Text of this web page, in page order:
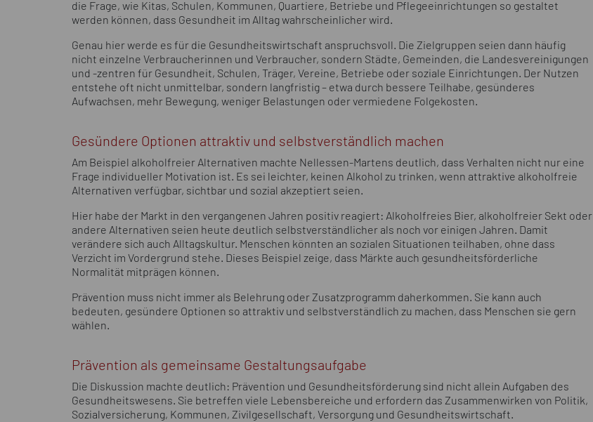
die Frage, wie Kitas, Schulen, Kommunen, Quartiere, Betriebe und Pflegeeinrichtungen so gestaltet
werden können, dass Gesundheit im Alltag wahrscheinlicher wird.
Genau hier werde es für die Gesundheitswirtschaft anspruchsvoll. Die Zielgruppen seien dann häufig
nicht einzelne Verbraucherinnen und Verbraucher, sondern Städte, Gemeinden, die Landesvereinigungen
und -zentren für Gesundheit, Schulen, Träger, Vereine, Betriebe oder soziale Einrichtungen. Der Nutzen
entstehe oft nicht unmittelbar, sondern langfristig – etwa durch bessere Teilhabe, gesünderes
Aufwachsen, mehr Bewegung, weniger Belastungen oder vermiedene Folgekosten.
Gesündere Optionen attraktiv und selbstverständlich machen
Am Beispiel alkoholfreier Alternativen machte Nellessen-Martens deutlich, dass Verhalten nicht nur eine
Frage individueller Motivation ist. Es sei leichter, keinen Alkohol zu trinken, wenn attraktive alkoholfreie
Alternativen verfügbar, sichtbar und sozial akzeptiert seien.
Hier habe der Markt in den vergangenen Jahren positiv reagiert: Alkoholfreies Bier, alkoholfreier Sekt oder
andere Alternativen seien heute deutlich selbstverständlicher als noch vor einigen Jahren. Damit
verändere sich auch Alltagskultur. Menschen könnten an sozialen Situationen teilhaben, ohne dass
Verzicht im Vordergrund stehe. Dieses Beispiel zeige, dass Märkte auch gesundheitsförderliche
Normalität mitprägen können.
Prävention muss nicht immer als Belehrung oder Zusatzprogramm daherkommen. Sie kann auch
bedeuten, gesündere Optionen so attraktiv und selbstverständlich zu machen, dass Menschen sie gern
wählen.
Prävention als gemeinsame Gestaltungsaufgabe
Die Diskussion machte deutlich: Prävention und Gesundheitsförderung sind nicht allein Aufgaben des
Gesundheitswesens. Sie betreffen viele Lebensbereiche und erfordern das Zusammenwirken von Politik,
Sozialversicherung, Kommunen, Zivilgesellschaft, Versorgung und Gesundheitswirtschaft.